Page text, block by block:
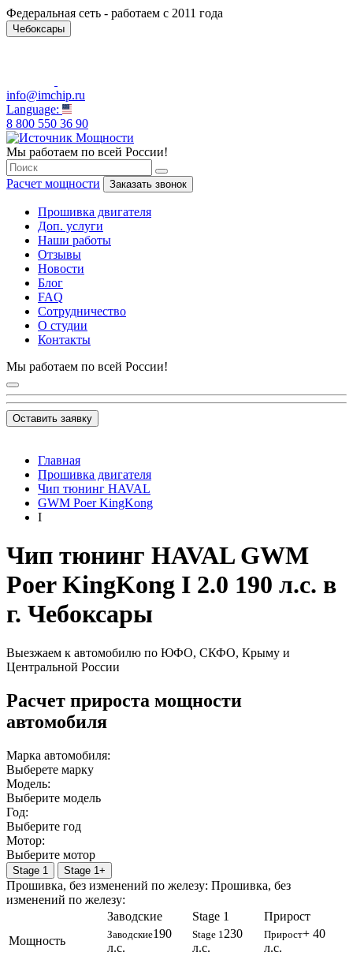
Федеральная сеть - работаем с 2011 года
Чебоксары
info@imchip.ru
Language:
8 800 550 36 90
Мы работаем по всей России!
Расчет мощности Заказать звонок
Прошивка двигателя
Доп. услуги
Наши работы
Отзывы
Новости
Блог
FAQ
Сотрудничество
О студии
Контакты
Мы работаем по всей России!
Оставить заявку
Главная
Прошивка двигателя
Чип тюнинг HAVAL
GWM Poer KingKong
I
Чип тюнинг HAVAL GWM
Poer KingKong I 2.0 190 л.с. в
г. Чебоксары
Выезжаем к автомобилю по ЮФО, СКФО, Крыму и
Центральной России
Расчет прироста мощности
автомобиля
Марка автомобиля:
Выберете марку
Модель:
Выберите модель
Год:
Выберите год
Мотор:
Выберите мотор
Stage 1 Stage 1+
Прошивка, без изменений по железу: Прошивка, без
изменений по железу:
Заводские
Stage 1
Прирост
Мощность
Заводские190
л.с.
Stage 1 230
л.с.
Прирост+ 40
л.с.